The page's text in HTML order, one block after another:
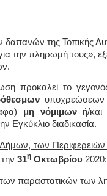
της Τοπικής
για την πληρωμή τους»,
προκαλεί το
υποχρεώσεων
μη νόμιμων ή/και
Εγκύκλιο διαδικασία.
των
31η Οκτωβρίου 2020:
παραστατικών των